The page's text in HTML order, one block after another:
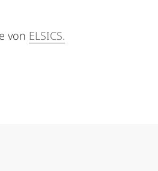
von ELSICS.